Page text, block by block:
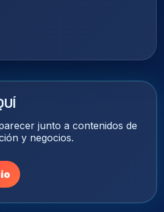
junto a contenidos de
y negocios.